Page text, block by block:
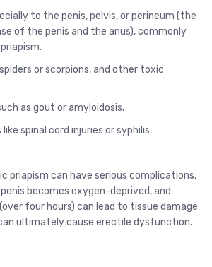
to the penis, pelvis, or perineum (the
of the penis and the anus), commonly
or scorpions, and other toxic
as gout or amyloidosis.
spinal cord injuries or syphilis.
priapism can have serious complications.
becomes oxygen-deprived, and
four hours) can lead to tissue damage
ultimately cause erectile dysfunction.